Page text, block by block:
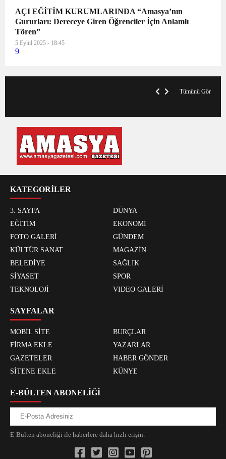
AÇI EĞİTİM KURUMLARINDA “Amasya’nın
Gururları: Dereceye Giren Öğrenciler İçin Anlamlı
Tören”
5 Eylül 2025 - 18:45
9
Tümünü Gör
KATEGORİLER
3. SAYFA
DÜNYA
EĞİTİM
EKONOMİ
FOTO GALERİ
GÜNDEM
KÜLTÜR SANAT
MAGAZİN
BELEDİYE
SAĞLIK
SİYASET
SPOR
TEKNOLOJİ
VIDEO GALERİ
SAYFALAR
MOBİL SİTE
BURÇLAR
FİRMA EKLE
YAZARLAR
GAZETELER
HABER GÖNDER
SİTENE EKLE
KÜNYE
E-BÜLTEN ABONELİĞİ
E-Bülten aboneliği ile haberlere daha hızlı erişin.